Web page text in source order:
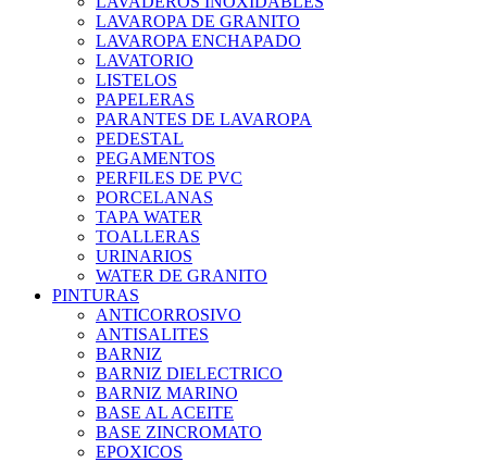
LAVAROPA DE GRANITO
LAVAROPA ENCHAPADO
LAVATORIO
LISTELOS
PAPELERAS
PARANTES DE LAVAROPA
PEDESTAL
PEGAMENTOS
PERFILES DE PVC
PORCELANAS
TAPA WATER
TOALLERAS
URINARIOS
WATER DE GRANITO
PINTURAS
ANTICORROSIVO
ANTISALITES
BARNIZ
BARNIZ DIELECTRICO
BARNIZ MARINO
BASE AL ACEITE
BASE ZINCROMATO
EPOXICOS